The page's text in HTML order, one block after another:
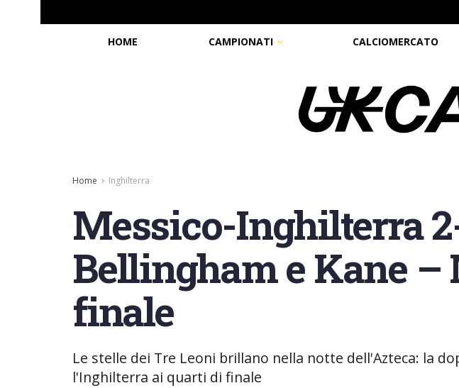
HOME CAMPIONATI CALCIOMERCATO
Home Inghilterra
Messico-Inghilterra
Bellingham e Kane
finale
Le stelle dei Tre Leoni brillano nella notte dell'Azteca: la
l'Inghilterra ai quarti di finale